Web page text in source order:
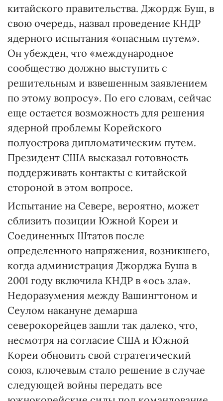
китайского правительства. Джордж Буш, в
свою очередь, назвал проведение КНДР
ядерного испытания «опасным путем».
Он убежден, что «международное
сообщество должно выступить с
решительным и взвешенным заявлением
по этому вопросу». По его словам, сейчас
еще остается возможность для решения
ядерной проблемы Корейского
полуострова дипломатическим путем.
Президент США высказал готовность
поддерживать контакты с китайской
стороной в этом вопросе.
Испытание на Севере, вероятно, может
сблизить позиции Южной Кореи и
Соединенных Штатов после
определенного напряжения, возникшего,
когда администрация Джорджа Буша в
2001 году включила КНДР в «ось зла».
Недоразумения между Вашингтоном и
Сеулом накануне демарша
северокорейцев зашли так далеко, что,
несмотря на согласие США и Южной
Кореи обновить свой стратегический
союз, ключевым стало решение в случае
следующей войны передать все